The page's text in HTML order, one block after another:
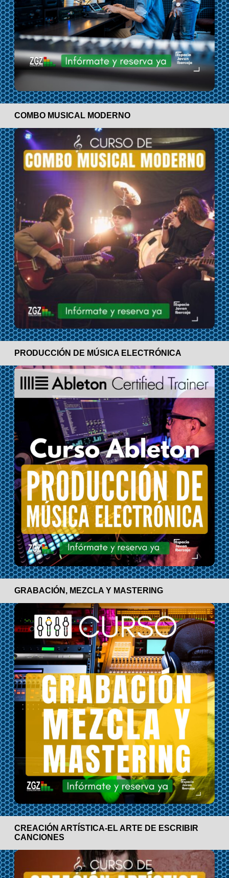
COMBO MUSICAL MODERNO
PRODUCCIÓN DE MÚSICA ELECTRÓNICA
GRABACIÓN, MEZCLA Y MASTERING
CREACIÓN ARTÍSTICA-EL ARTE DE ESCRIBIR
CANCIONES